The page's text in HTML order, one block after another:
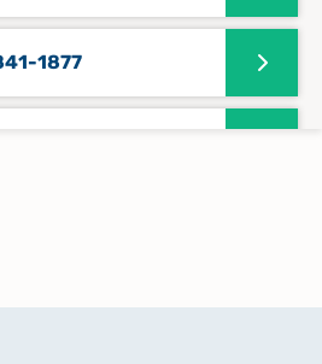
1877